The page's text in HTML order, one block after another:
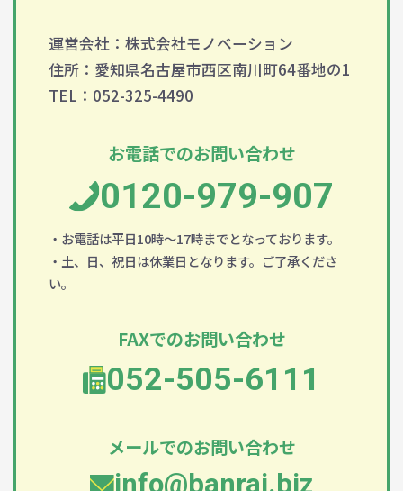
運営会社：株式会社モノベーション
住所：愛知県名古屋市西区南川町64番地の1
TEL：052-325-4490
お電話でのお問い合わせ
0120-979-907
・お電話は平日10時～17時までとなっております。
・土、日、祝日は休業日となります。ご了承くださ
い。
FAXでのお問い合わせ
052-505-6111
メールでのお問い合わせ
info@banrai.biz